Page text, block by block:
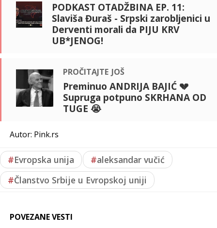
PODKAST OTADŽBINA EP. 11:
Slaviša Đuraš - Srpski zarobljenici u
Derventi morali da PIJU KRV
UB*JENOG!
pročitajte još
Preminuo ANDRIJA BAJIĆ 💔
Supruga potpuno SKRHANA OD
TUGE 😭
Autor: Pink.rs
#Evropska unija #aleksandar vučić
#Članstvo Srbije u Evropskoj uniji
POVEZANE VESTI